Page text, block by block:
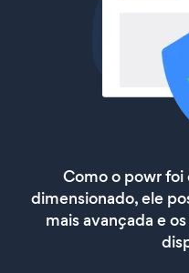
Como o powr foi
dimensionado, ele
mais avançada e